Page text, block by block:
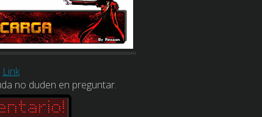
Link
no duden en preguntar.